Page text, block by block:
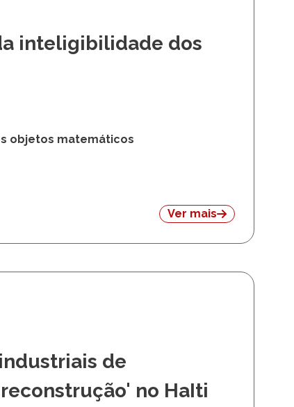
inteligibilidade dos
objetos matemáticos
Ver mais
de
no HaIti